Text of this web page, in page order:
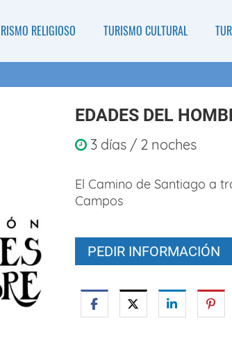
RELIGIOSO TURISMO CULTURAL
EDADES DEL
3 días / 2 noches
El Camino de Santiago a
Campos
PEDIR INFORMACIÓN